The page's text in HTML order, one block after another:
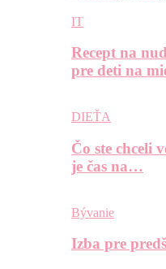
IT
Recept na
pre deti na
DIEŤA
Čo ste chceli
je čas na…
Bývanie
Izba pre